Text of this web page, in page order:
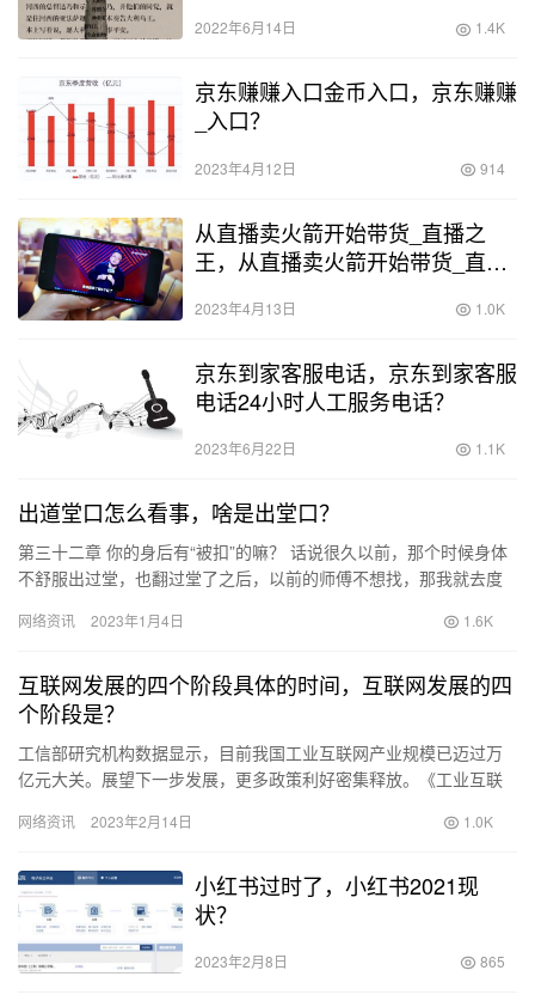
2022年6月14日 1.4K
京东赚赚入口金币入口，京东赚赚
_入口？
2023年4月12日 914
从直播卖火箭开始带货_直播之
王，从直播卖火箭开始带货_直播
2023年4月13日 1.0K
京东到家客服电话，京东到家客服
电话24小时人工服务电话？
2023年6月22日 1.1K
出道堂口怎么看事，啥是出堂口？
第三十二章 你的身后有“被扣”的嘛？ 话说很久以前，那个时候身体
不舒服出过堂，也翻过堂了之后，以前的师傅不想找，那我就去度
资…
网络资讯 2023年1月4日 1.6K
互联网发展的四个阶段具体的时间，互联网发展的四
个阶段是？
工信部研究机构数据显示，目前我国工业互联网产业规模已迈过万
亿元大关。展望下一步发展，更多政策利好密集释放。《工业互联
融…
网络资讯 2023年2月14日 1.0K
小红书过时了，小红书2021现
状？
2023年2月8日 865